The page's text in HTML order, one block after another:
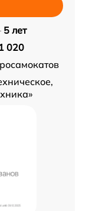
5 лет
1 020